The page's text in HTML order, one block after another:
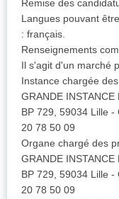
Remise des
Langues pouvant
: français.
Renseignements
Il s'agit d'un marché
Instance chargée
GRANDE
BP 729, 59034 Lille
20 78 50 09
Organe chargé des
GRANDE
BP 729, 59034 Lille
20 78 50 09